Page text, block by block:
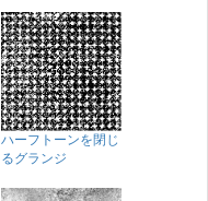
ハーフトーンを閉じ
るグランジ